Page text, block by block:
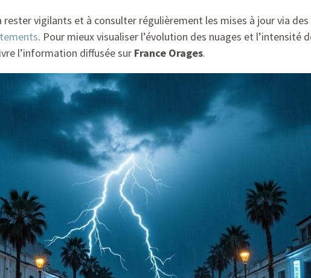
vigilants et à consulter régulièrement les mises à jour via
. Pour mieux visualiser l’évolution des nuages et l’intensité
l’information diffusée sur France Orages.